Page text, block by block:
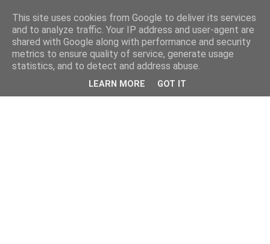
This site uses cookies from Google to deliver its services
and to analyze traffic. Your IP address and user-agent are
shared with Google along with performance and security
metrics to ensure quality of service, generate usage
statistics, and to detect and address abuse.
LEARN MORE GOT IT